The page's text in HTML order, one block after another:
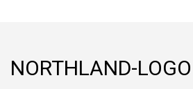
NORTHLAND-LOGO